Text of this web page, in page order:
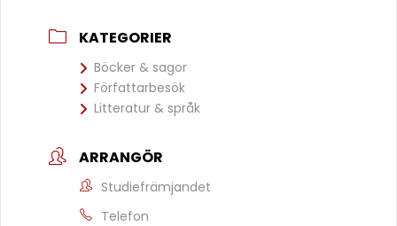
KATEGORIER
Böcker & sagor
Författarbesök
Litteratur & språk
ARRANGÖR
Studiefrämjandet
Telefon